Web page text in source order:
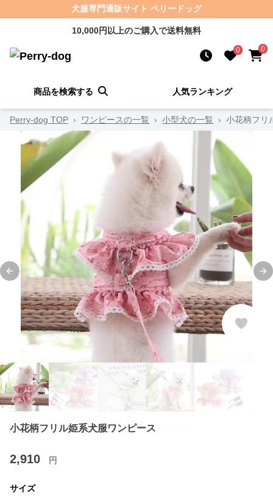
犬服専門通販サイト ペリードッグ
10,000円以上のご購入で送料無料
0 0
商品を検索する 人気ランキング
Perry-dog TOP › ワンピースの一覧 › 小型犬の一覧 › 小花柄フリ
Previous slide
小花柄フリル姫系犬服ワンピース
2,910 円
サイズ